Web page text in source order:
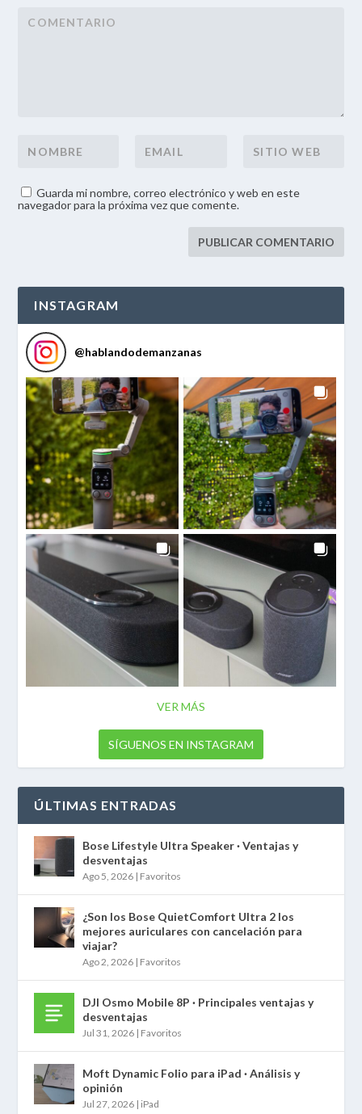
Guarda mi nombre, correo electrónico y web en este
navegador para la próxima vez que comente.
INSTAGRAM
@hablandodemanzanas
VER MÁS
SÍGUENOS EN INSTAGRAM
ÚLTIMAS ENTRADAS
Bose Lifestyle Ultra Speaker · Ventajas y
desventajas
Ago 5, 2026 | Favoritos
¿Son los Bose QuietComfort Ultra 2 los
mejores auriculares con cancelación para
viajar?
Ago 2, 2026 | Favoritos
DJI Osmo Mobile 8P · Principales ventajas y
desventajas
Jul 31, 2026 | Favoritos
Moft Dynamic Folio para iPad · Análisis y
opinión
Jul 27, 2026 | iPad